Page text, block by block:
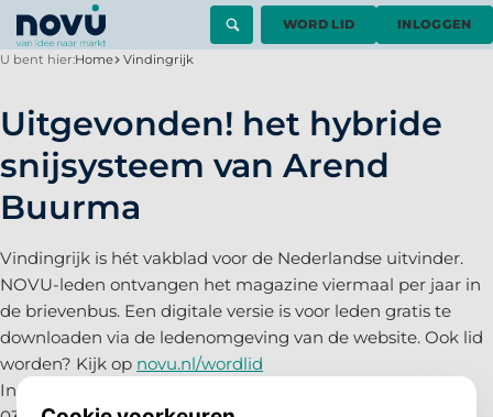
WORD LID INLOGGEN
U bent hier:Home Vindingrijk
Uitgevonden! het hybride
snijsysteem van Arend
Buurma
Vindingrijk is hét vakblad voor de Nederlandse uitvinder.
NOVU-leden ontvangen het magazine viermaal per jaar in
de brievenbus. Een digitale versie is voor leden gratis te
downloaden via de ledenomgeving van de website. Ook lid
worden? Kijk op novu.nl/wordlid
Inés Verhallen